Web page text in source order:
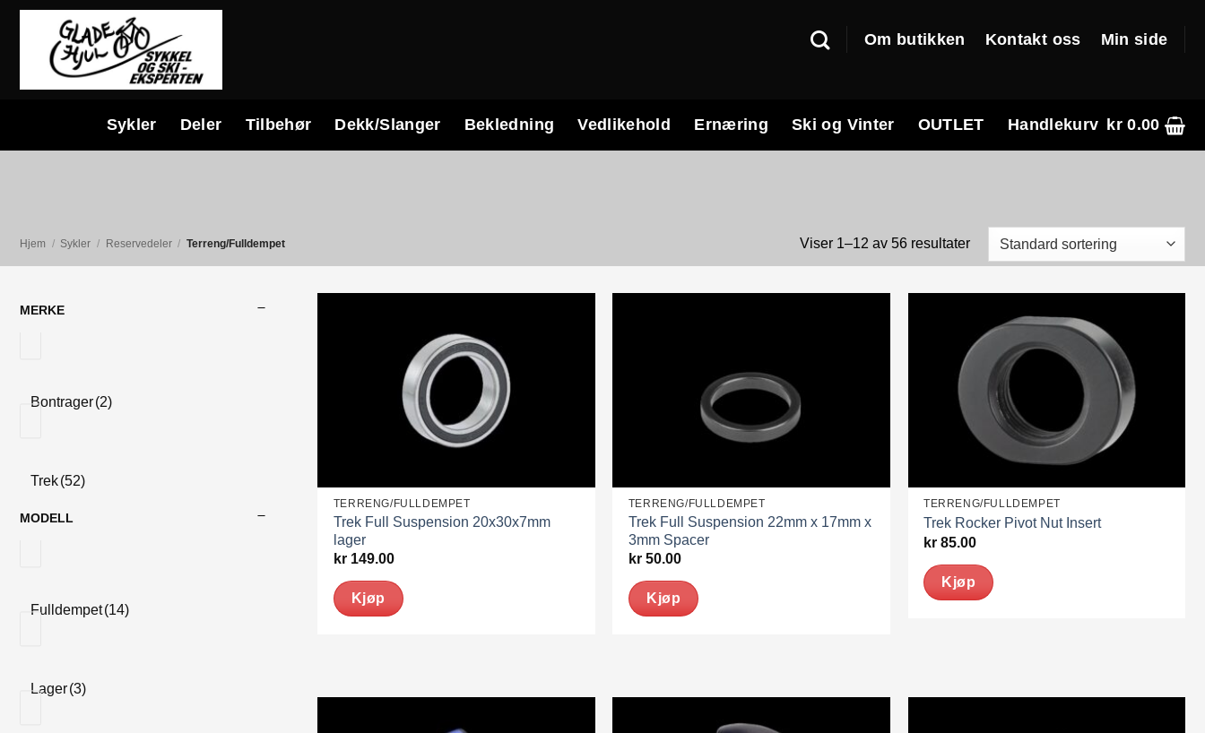
Skip
Om butikken Kontakt oss Min side
Sykler Deler Tilbehør Dekk/Slanger Bekledning Vedlikehold Ernæring Ski og Vinter OUTLET Handlekurv kr0.00
Hjem / Sykler / Reservedeler / Terreng/Fulldempet Viser 1–12 av 56 resultater
MERKE
Bontrager(2)
Trek(52)
MODELL
Fulldempet(14)
Lager(3)
TERRENG/FULLDEMPET
Trek Full Suspension 20x30x7mm
lager
kr149.00
Kjøp
TERRENG/FULLDEMPET
Trek Full Suspension 22mm x 17mm x
3mm Spacer
kr50.00
Kjøp
TERRENG/FULLDEMPET
Trek Rocker Pivot Nut Insert
kr 85.00
Kjøp